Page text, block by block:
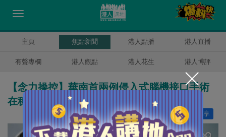
主頁 焦點新聞 港人點播 港人直播
有聲專欄 港人觀點 港人花生 港人博評
【念力操控】華南首兩例侵入式腦機接口手術
在穗完成 患者靠「意念」重獲新生
分享
讚好 0